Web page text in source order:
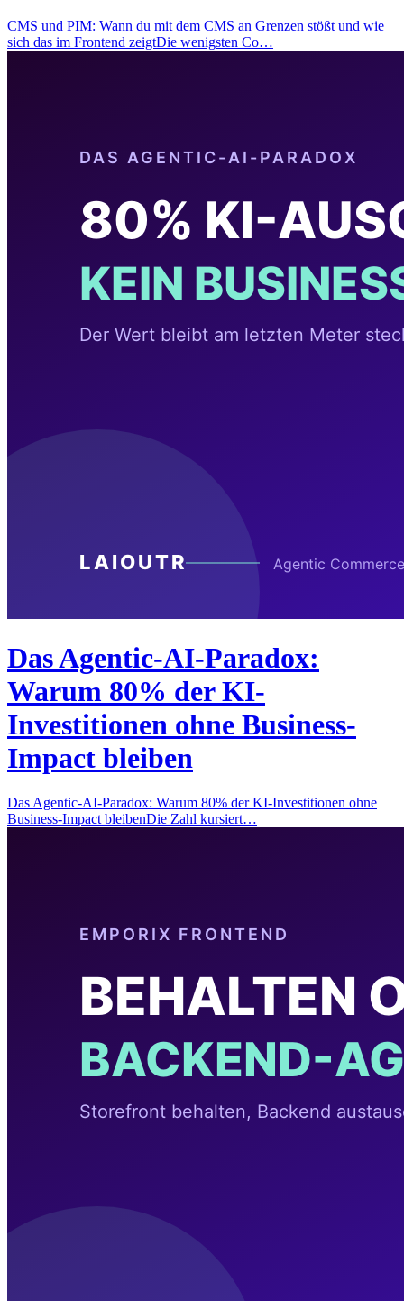
CMS und PIM: Wann du mit dem CMS an Grenzen stößt und wie
sich das im Frontend zeigtDie wenigsten Co…
Das Agentic-AI-Paradox:
Warum 80% der KI-
Investitionen ohne Business-
Impact bleiben
Das Agentic-AI-Paradox: Warum 80% der KI-Investitionen ohne
Business-Impact bleibenDie Zahl kursiert…